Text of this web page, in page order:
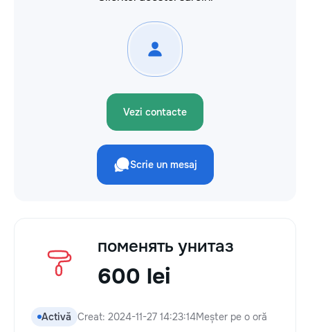
Vezi contacte
Scrie un mesaj
поменять унитаз
600 lei
Activă Creat: 2024-11-27 14:23:14Meșter pe o oră